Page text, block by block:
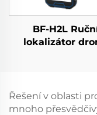
BF-H2L
lokalizátor
Řešení v oblasti
mnoho